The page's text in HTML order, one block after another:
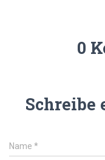
0
Schreibe
Name *